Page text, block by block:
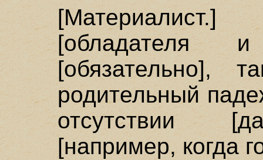
[обладателя
[обязательно],
родительный
отсутствии
[например, когда